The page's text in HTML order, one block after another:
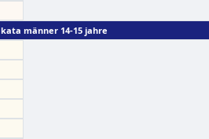
kata männer 14-15 jahre